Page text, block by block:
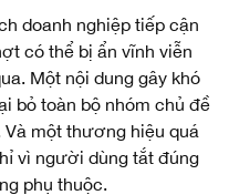
doanh nghiệp tiếp cận
có thể bị ẩn vĩnh viễn
Một nội dung gây khó
bỏ toàn bộ nhóm chủ đề
một thương hiệu quá
vì người dùng tắt đúng
phụ thuộc.